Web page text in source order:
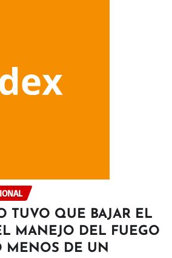
TUVO QUE BAJAR EL
MANEJO DEL FUEGO
MENOS DE UN